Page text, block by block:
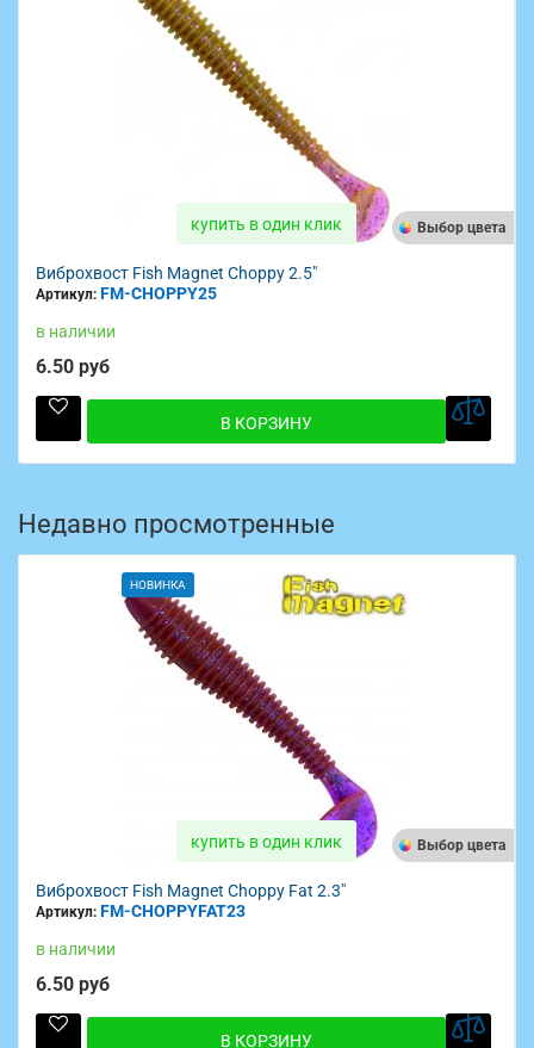
Выбор цвета
купить в один клик
Виброхвост Fish Magnet Choppy 2.5"
Артикул: FM-CHOPPY25
в наличии
6.50 руб
В КОРЗИНУ
Недавно просмотренные
Выбор цвета
купить в один клик
НОВИНКА
Виброхвост Fish Magnet Choppy Fat 2.3"
Артикул: FM-CHOPPYFAT23
в наличии
6.50 руб
В КОРЗИНУ